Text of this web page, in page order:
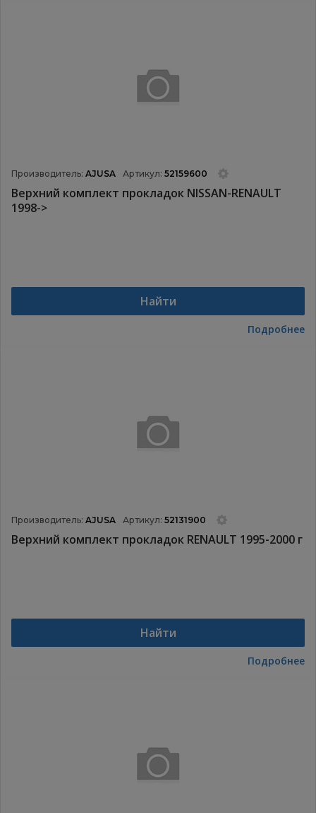
Производитель: AJUSA Артикул: 52159600
Верхний комплект прокладок NISSAN-RENAULT
1998->
Найти
Подробнее
Производитель: AJUSA Артикул: 52131900
Верхний комплект прокладок RENAULT 1995-2000 г
Найти
Подробнее